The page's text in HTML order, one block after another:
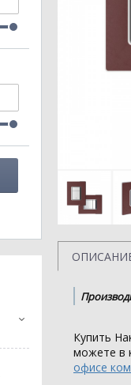
Купить
можете в
офисе